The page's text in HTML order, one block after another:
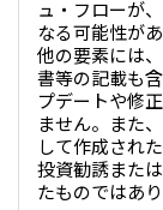
ュ・フローが
なる可能性が
他の要素には
書等の記載も
プデートや修
ません。また
して作成され
投資勧誘また
たものではあり